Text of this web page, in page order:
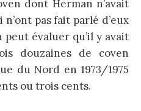
dont Herman n’avait
pas fait parlé d’eux
peut évaluer qu’il y avait
douzaines de coven
du Nord en 1973/1975
ou trois cents.